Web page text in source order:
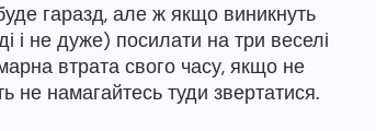
гаразд, але ж якщо виникнуть
і не дуже) посилати на три веселі
втрата свого часу, якщо не
не намагайтесь туди звертатися.